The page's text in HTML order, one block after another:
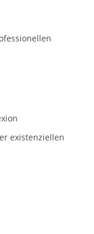
existenziellen